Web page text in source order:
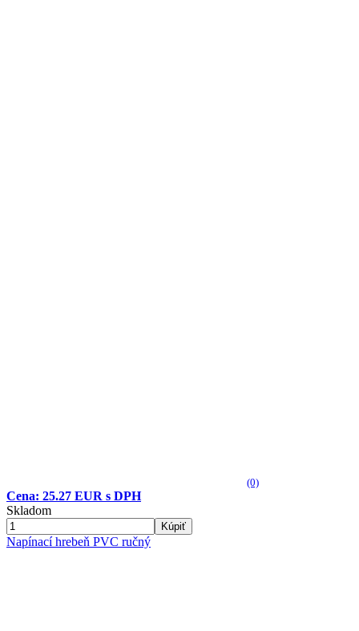
(0)
Cena: 25.27 EUR s DPH
Skladom
Kúpiť
Napínací hrebeň PVC ručný